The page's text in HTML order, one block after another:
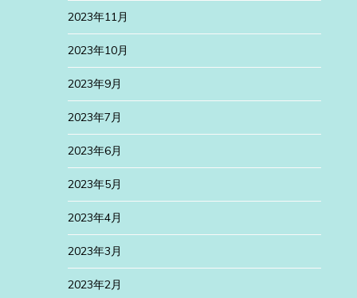
2023年11月
2023年10月
2023年9月
2023年7月
2023年6月
2023年5月
2023年4月
2023年3月
2023年2月